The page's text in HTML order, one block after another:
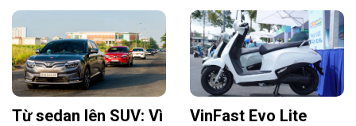
Từ sedan lên SUV: Vì
VinFast Evo Lite